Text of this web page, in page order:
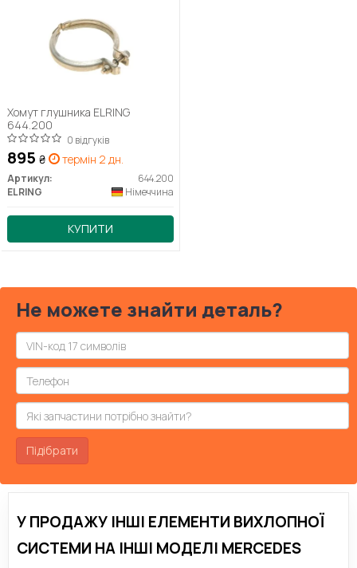
Хомут глушника ELRING
644.200
0 відгуків
895 ₴ термін 2 дн.
Артикул:
644.200
ELRING
Німеччина
КУПИТИ
Не можете знайти деталь?
Підібрати
У ПРОДАЖУ ІНШІ ЕЛЕМЕНТИ ВИХЛОПНОЇ
СИСТЕМИ НА ІНШІ МОДЕЛІ MERCEDES